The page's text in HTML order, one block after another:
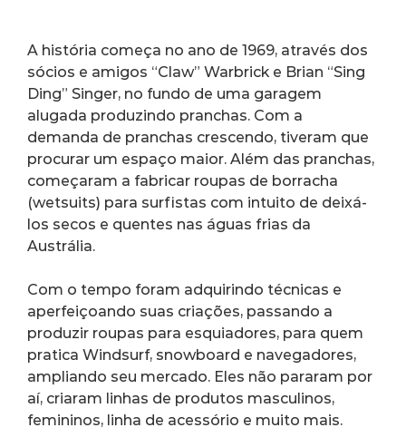
A história começa no ano de 1969, através dos
sócios e amigos “Claw” Warbrick e Brian “Sing
Ding” Singer, no fundo de uma garagem
alugada produzindo pranchas. Com a
demanda de pranchas crescendo, tiveram que
procurar um espaço maior. Além das pranchas,
começaram a fabricar roupas de borracha
(wetsuits) para surfistas com intuito de deixá-
los secos e quentes nas águas frias da
Austrália.
Com o tempo foram adquirindo técnicas e
aperfeiçoando suas criações, passando a
produzir roupas para esquiadores, para quem
pratica Windsurf, snowboard e navegadores,
ampliando seu mercado. Eles não pararam por
aí, criaram linhas de produtos masculinos,
femininos, linha de acessório e muito mais.